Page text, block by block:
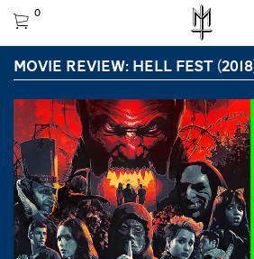
0
MOVIE REVIEW: HELL FEST